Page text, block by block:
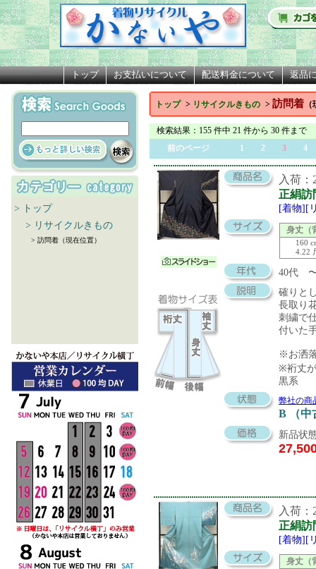
トップ お支払いについて 配送料金について 返品
> トップ
> リサイクルきもの
> 訪問着（現在位置）
トップ > リサイクルきもの > 訪問着
検索結果 ：155 件中 21 件から 30 件まで
前のページ
1 2 3 4
入荷：
正絹訪
[着物][
身丈（
160
4.22
40代
確りと
長取り
刺繍で
付いた
※お洒
※裄丈
黒系
弊社の商
B （中
新品状
入荷：
正絹訪
[着物][
身丈（